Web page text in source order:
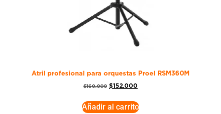
Atril profesional para orquestas Proel RSM360M
$160.000 $152.000
Añadir al carrito